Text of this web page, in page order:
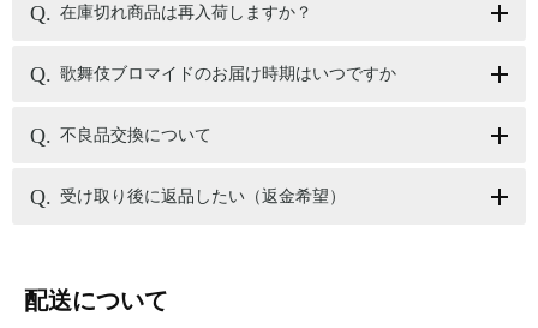
在庫切れ商品は再入荷しますか？
歌舞伎ブロマイドのお届け時期はいつですか
不良品交換について
受け取り後に返品したい（返金希望）
配送について